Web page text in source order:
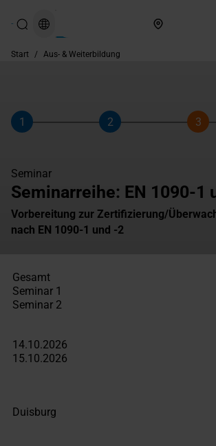
Start / Aus- & Weiterbildung
Schritt
1
Schritt
2 3
Seminar
Seminarreihe: EN 1090-1
Vorbereitung zur Zertifizierung/
nach EN 1090-1 und -2